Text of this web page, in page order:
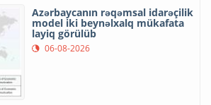
Azərbaycanın rəqəmsal idarəçilik
model iki beynəlxalq mükafata
layiq görülüb
06-08-2026